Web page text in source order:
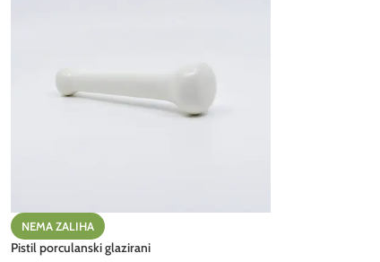
NEMA ZALIHA
Pistil porculanski glazirani